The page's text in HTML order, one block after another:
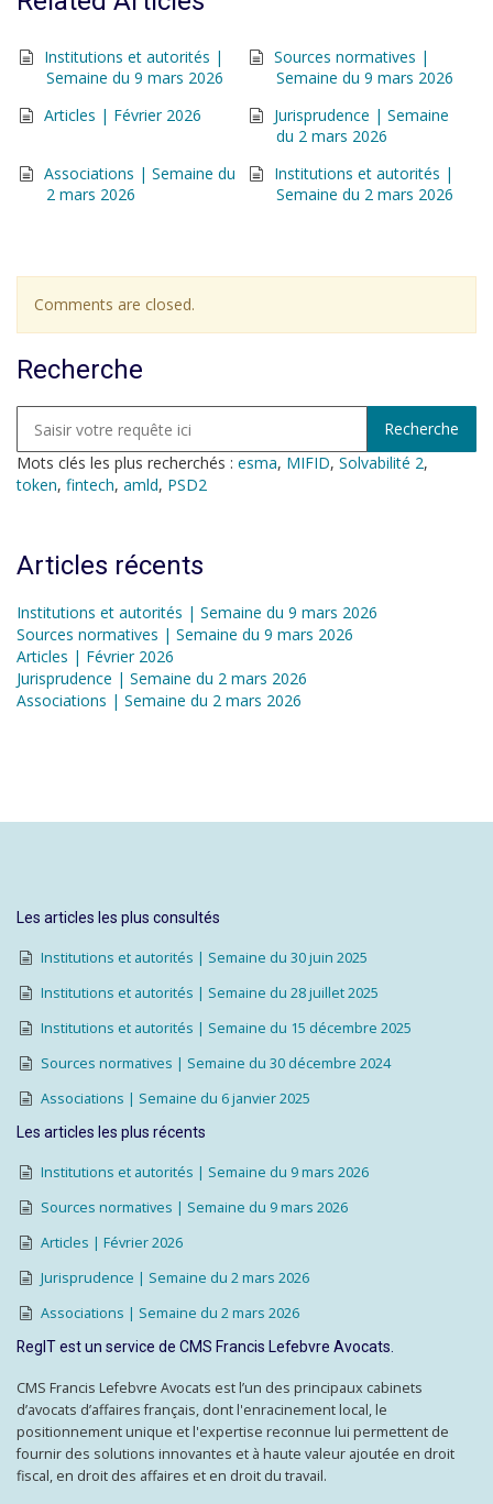
Institutions et autorités |
Semaine du 9 mars 2026
Sources normatives |
Semaine du 9 mars 2026
Articles | Février 2026
Jurisprudence | Semaine
du 2 mars 2026
Associations | Semaine du
2 mars 2026
Institutions et autorités |
Semaine du 2 mars 2026
Comments are closed.
Recherche
Mots clés les plus recherchés : esma, MIFID, Solvabilité 2,
token, fintech, amld, PSD2
Articles récents
Institutions et autorités | Semaine du 9 mars 2026
Sources normatives | Semaine du 9 mars 2026
Articles | Février 2026
Jurisprudence | Semaine du 2 mars 2026
Associations | Semaine du 2 mars 2026
Les articles les plus consultés
Institutions et autorités | Semaine du 30 juin 2025
Institutions et autorités | Semaine du 28 juillet 2025
Institutions et autorités | Semaine du 15 décembre 2025
Sources normatives | Semaine du 30 décembre 2024
Associations | Semaine du 6 janvier 2025
Les articles les plus récents
Institutions et autorités | Semaine du 9 mars 2026
Sources normatives | Semaine du 9 mars 2026
Articles | Février 2026
Jurisprudence | Semaine du 2 mars 2026
Associations | Semaine du 2 mars 2026
RegIT est un service de CMS Francis Lefebvre Avocats.
CMS Francis Lefebvre Avocats est l’un des principaux cabinets
d’avocats d’affaires français, dont l'enracinement local, le
positionnement unique et l'expertise reconnue lui permettent de
fournir des solutions innovantes et à haute valeur ajoutée en droit
fiscal, en droit des affaires et en droit du travail.